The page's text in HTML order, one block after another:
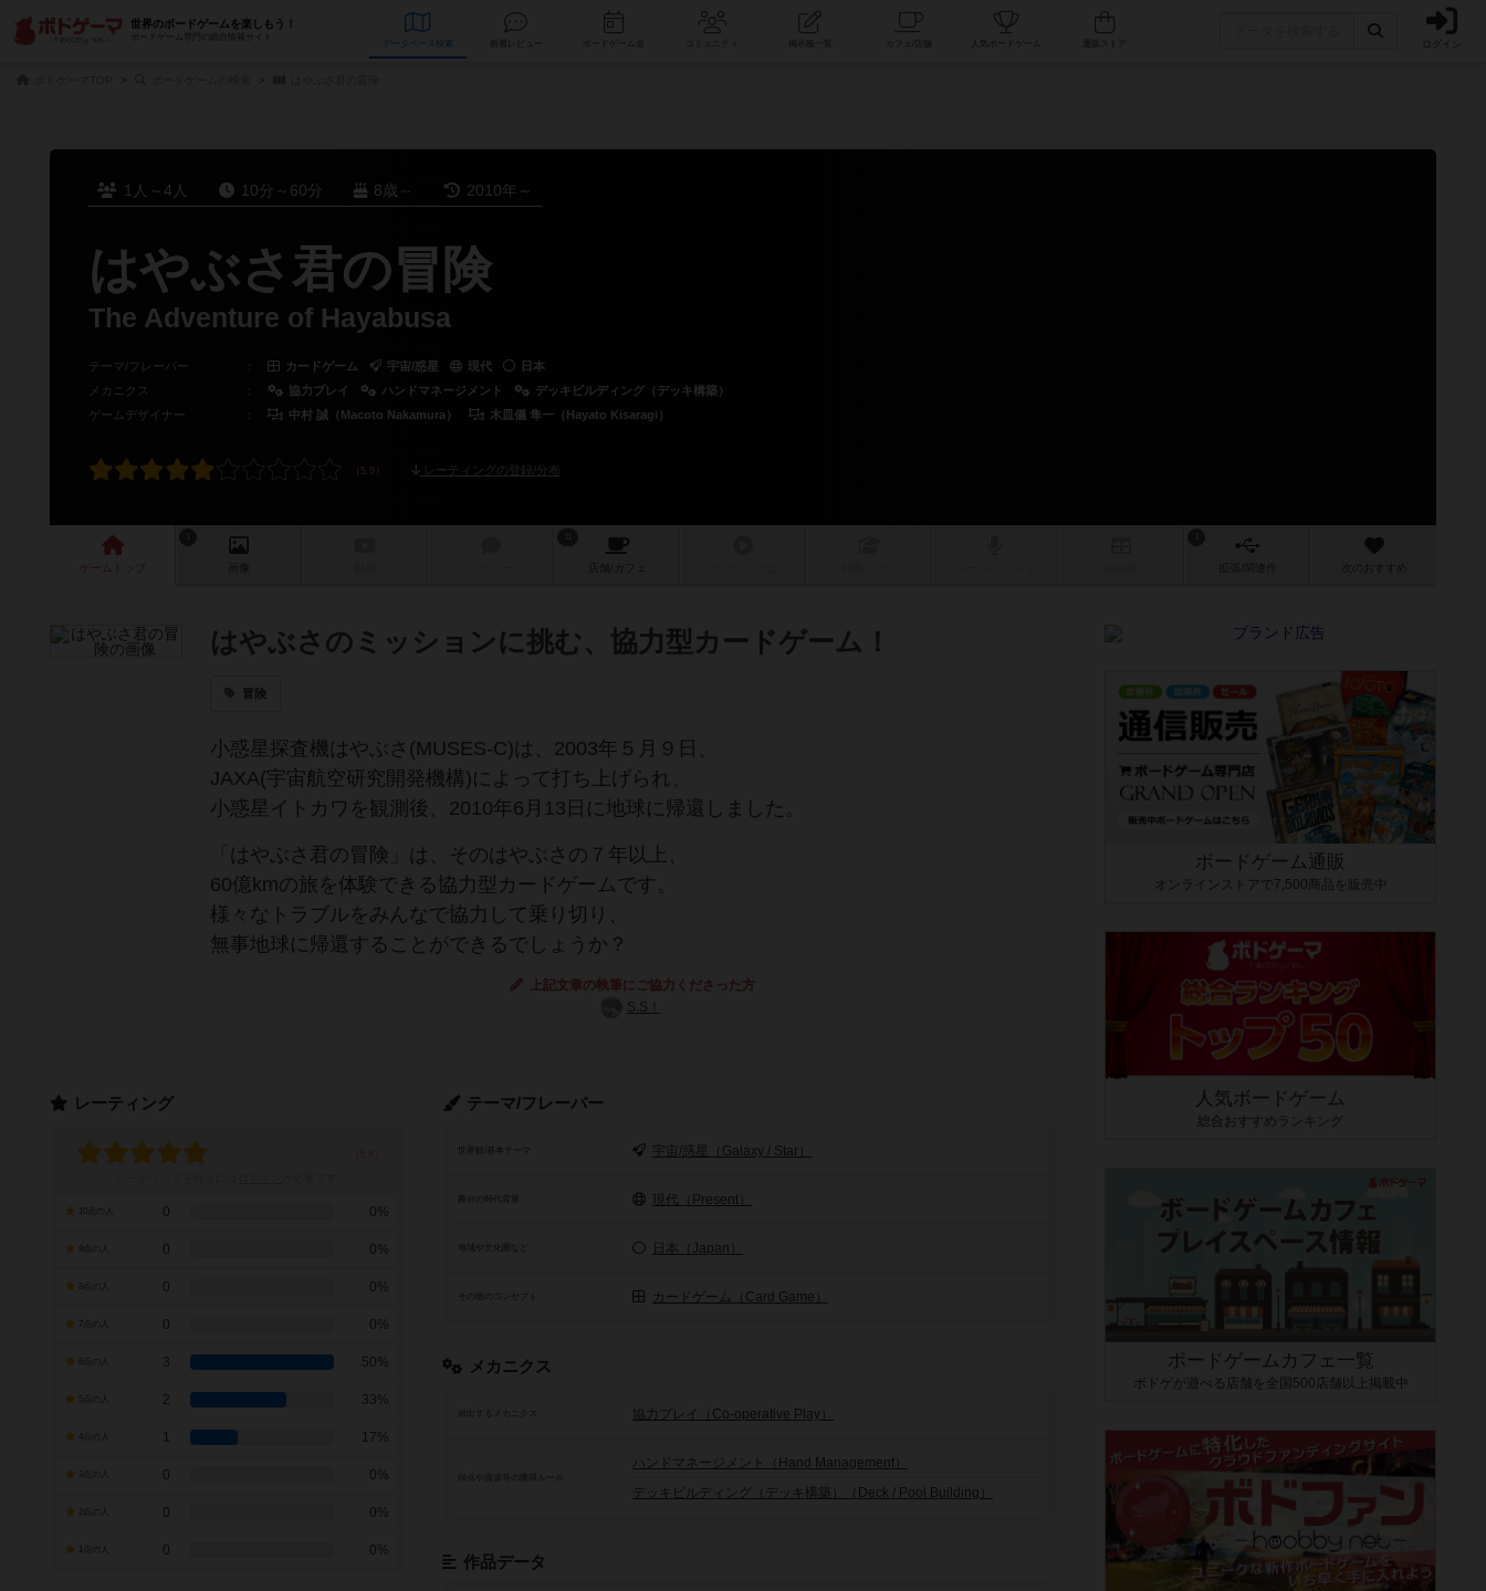
世界のボードゲームを楽しもう！
ボードゲーム専門の総合情報サイト
データベース コミュニティ 人気ボードゲーム ログイン
1人～4人 10分～60分 8歳～ 2010年～
はやぶさ君の冒険
The Adventure of Hayabusa
テーマ/フレーバー ： カードゲーム 宇宙/惑星 現代
日本
メカニクス
： 協力プレイ ハンドマネージメント
デッキビルディング（デッキ構築）
ゲームデザイナー
： 中村 誠（Macoto Nakamura） 木皿儀 隼一（Hayato Kisaragi）
レーティングの登録/分布
ゲーム 画像 店舗/ カフェ 作 次のおすすめ
はやぶさのミッションに挑む、協力型カードゲーム！
冒険
小惑星探査機はやぶさ(MUSES-C)は、2003年５月９日、
JAXA(宇宙航空研究開発機構)によって打ち上げられ、
小惑星イトカワを観測後、2010年6月13日に地球に帰還しました。
「はやぶさ君の冒険」は、そのはやぶさの７年以上、
60億kmの旅を体験できる協力型カードゲームです。
様々なトラブルをみんなで協力して乗り切り、
無事地球に帰還することができるでしょうか？
上記文章の執筆にご協力くださった方
S.S！
テーマ/フレーバー
世界観/基本テーマ 宇宙/惑星（Galaxy / Star）
舞台の時代背景 現代（Present）
地域や文化圏など 日本（Japan）
その他のコンセプト カードゲーム（Card Game）
メカニクス
頻出するメカニクス 協力プレイ（Co-operative Play）
ハンドマネージメント（Hand Management）
デッキビルディング（デッキ構築）（Deck / Pool Building）
作品データ
レーティング
0 0%
0 0%
0 0%
7点の人 0 0%
3 50%
2 33%
1 17%
0 0%
0 0%
0 0%
ボードゲーム通販
オンラインストアで7,500商品を販売中
人気ボードゲーム
総合おすすめランキング
ボードゲームカフェ一覧
ボドゲが遊べる店舗を全国500店舗以上掲載中